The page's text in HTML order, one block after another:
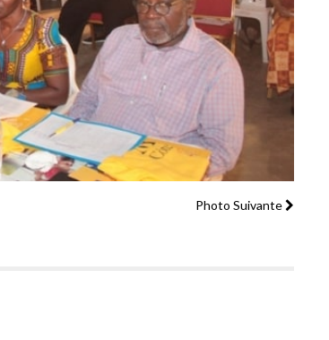
Photo Suivante